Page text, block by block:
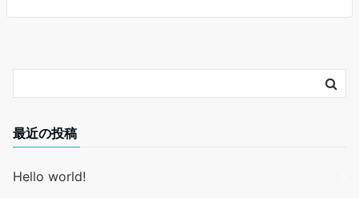
最近の投稿
Hello world!